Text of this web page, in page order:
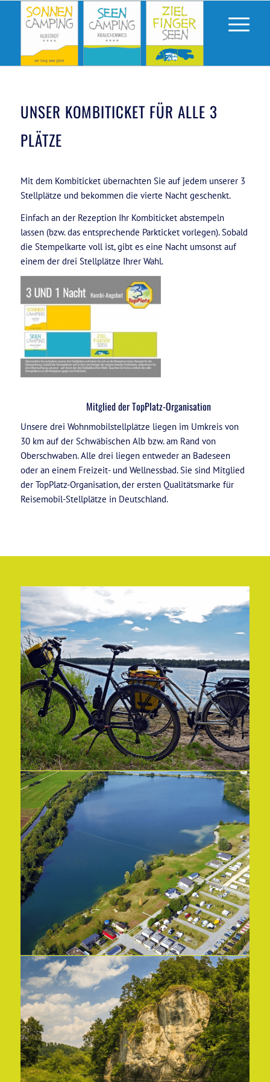
UNSER KOMBITICKET FÜR ALLE 3
PLÄTZE
Mit dem Kombiticket übernachten Sie auf jedem unserer 3
Stellplätze und bekommen die vierte Nacht geschenkt.
Einfach an der Rezeption Ihr Kombiticket abstempeln
lassen (bzw. das entsprechende Parkticket vorlegen). Sobald
die Stempelkarte voll ist, gibt es eine Nacht umsonst auf
einem der drei Stellplätze Ihrer Wahl.
Mitglied der TopPlatz-Organisation
Unsere drei Wohnmobilstellplätze liegen im Umkreis von
30 km auf der Schwäbischen Alb bzw. am Rand von
Oberschwaben. Alle drei liegen entweder an Badeseen
oder an einem Freizeit- und Wellnessbad. Sie sind Mitglied
der TopPlatz-Organisation, der ersten Qualitätsmarke für
Reisemobil-Stellplätze in Deutschland.